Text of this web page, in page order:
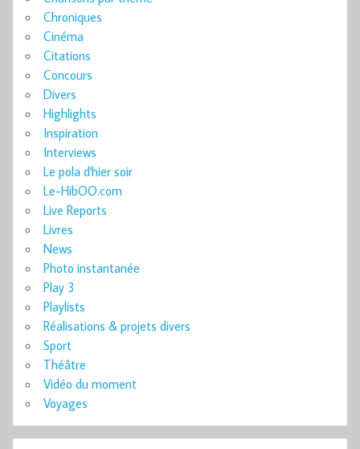
Chroniques
Cinéma
Citations
Concours
Divers
Highlights
Inspiration
Interviews
Le pola d'hier soir
Le-HibOO.com
Live Reports
Livres
News
Photo instantanée
Play 3
Playlists
Réalisations & projets divers
Sport
Théâtre
Vidéo du moment
Voyages